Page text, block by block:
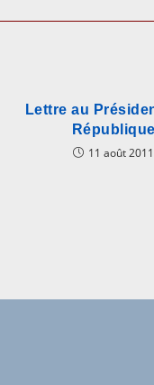
Lettre au
République
11 août 2011